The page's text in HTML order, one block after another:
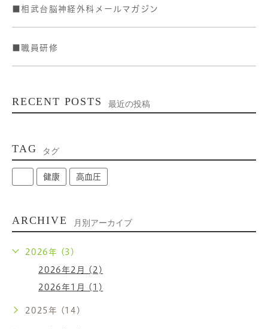
■相武台脳神経外科メールマガジン
■職員研修
RECENT POSTS 最近の投稿
TAG タグ
健康 高血圧
ARCHIVE 月別アーカイブ
2026年 (3)
2026年2月 (2)
2026年1月 (1)
2025年 (14)